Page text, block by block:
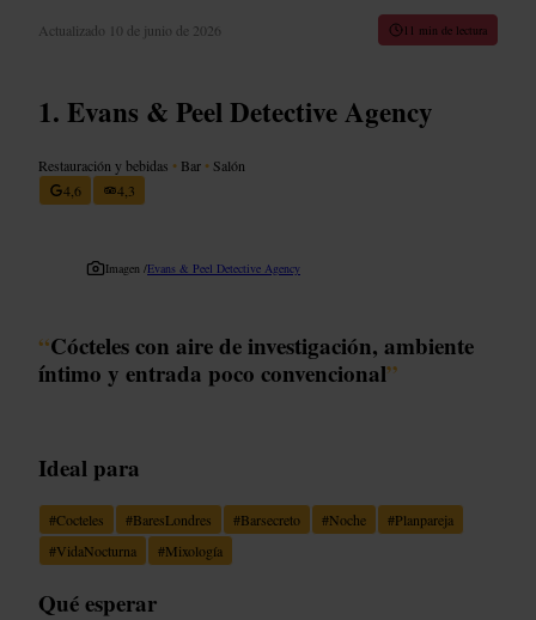
Actualizado 10 de junio de 2026 11 min de lectura
Evans & Peel Detective Agency
Restauración y bebidas • Bar • Salón
4,6
4,3
Imagen /Evans & Peel Detective Agency
“Cócteles con aire de investigación, ambiente
íntimo y entrada poco convencional”
Ideal para
#Cocteles #BaresLondres #Barsecreto #Noche #Planpareja
#VidaNocturna #Mixología
Qué esperar